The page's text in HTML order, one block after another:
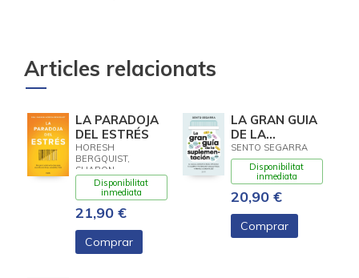
Articles relacionats
LA PARADOJA
DEL ESTRÉS
HORESH
BERGQUIST,
SHARON
Disponibilitat
inmediata
21,90 €
Comprar
LA GRAN GUIA
DE LA
SUPLEMENTACION
SENTO SEGARRA
Disponibilitat
inmediata
20,90 €
Comprar